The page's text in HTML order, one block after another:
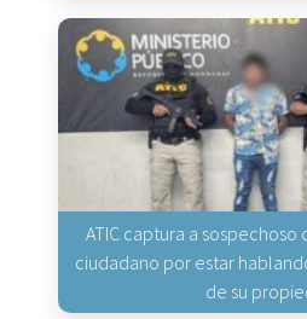
ATIC captura a sospechoso
ciudadano por estar
de su